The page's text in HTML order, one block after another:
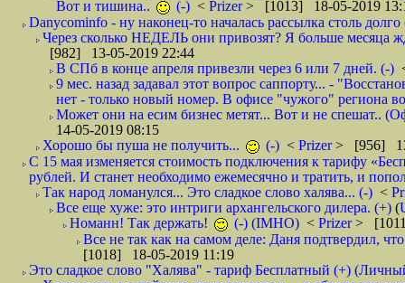
Вот и тишина..
(-) < Prizer> [1013] 18-05-2019
Danycominfo - ну наконец-то началась рассылка столь
Через сколько НЕДЕЛЬ они привозят? Я больше месяца
[982] 13-05-2019 22:44
В СПб в конце апреля привезли через 6 или 7 дней. (-)
9 мес. назад задавал этот вопрос саппорту... -
нет - только новый номер. В офисе "чужого" региона
Может они на есим бизнес метят... Вот и не спешат..
14-05-2019 08:15
Хорошо бы пуша не получить...
(-) < Prizer> [956]
С 15 мая изменяется стоимость подключения к тарифу
рублей. И станет необходимо ежемесячно и тратить, и
Так народ ломанулся... Это сладкое слово халява... (-) <
Все еще хуже: это интриги архангельского дилера. (+) (
Номанн! Так держать!
(-) (IMHO) < Prizer>
Все не так как на самом деле: Даня подтвердил,
[1018] 18-05-2019 11:19
Это сладкое слово "Халява" - тариф Бесплатный (+)